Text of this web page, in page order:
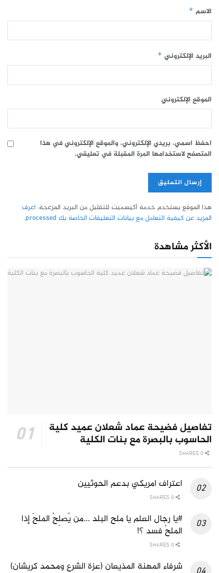
الاسم *
البريد الإلكتروني *
الموقع الإلكتروني
احفظ اسمي، بريدي الإلكتروني، والموقع الإلكتروني في هذا
المتصفح لاستخدامها المرة المقبلة في تعليقي.
هذا الموقع يستخدم خدمة أكيسميت للتقليل من البريد المزعجة. اعرف
المزيد عن كيفية التعامل مع بيانات التعليقات الخاصة بك processed
.
الأكثر مشاهدة
تفاصيل فضيحة عماد شعلان عميد كلية
الحاسوب بالبصرة مع بنات الكلية
اعتراف امريكي بدعم الحوثيين
#يا رجال العلم يا ملح البلد …من يُصلِحُ الملحَ إذا
الملحُ فسد ؟!
شرفاء المهنة المذيعان (عزة الشرع ومحمد كريشان)